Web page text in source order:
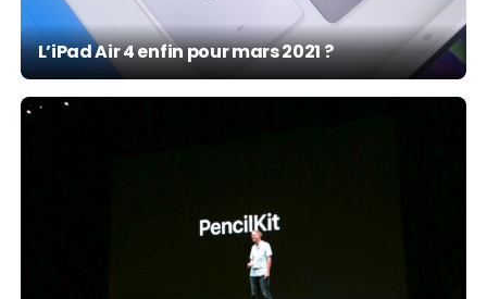
L’iPad Air 4 enfin pour mars 2021 ?